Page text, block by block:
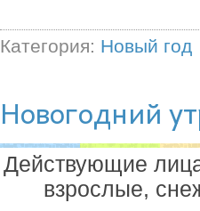
Категория: Новый год
Новогодний
Действующие
взрослые,